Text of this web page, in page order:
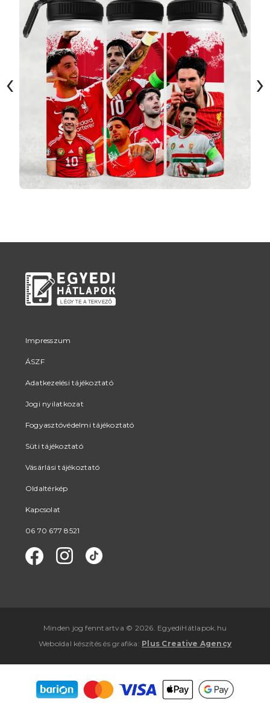
‹ ›
Impresszum
ÁSZF
Adatkezelési tájékoztató
Jogi nyilatkozat
Fogyasztóvédelmi tájékoztató
Süti tájékoztató
Vásárlási tájékoztató
Oldaltérkép
Kapcsolat
06 70 677 8521
Minden jog fenntartva © 2026. EgyediHátlapok.hu
Weboldal készítés ésgrafika : Plus Creative Agency